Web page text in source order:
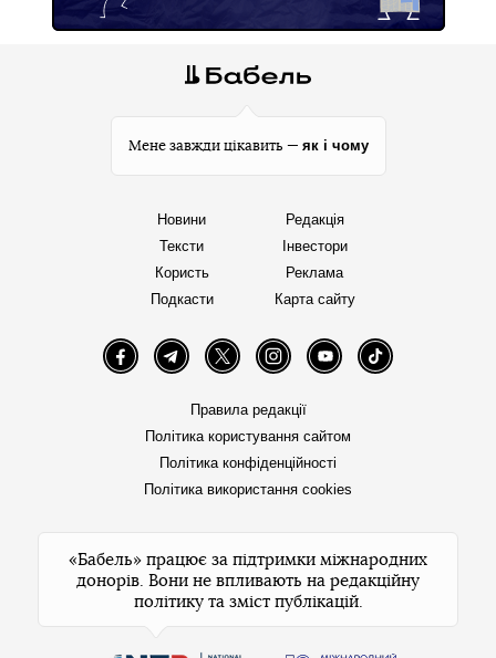
Мене завжди цікавить — як і чому
Новини
Тексти
Користь
Подкасти
Редакція
Інвестори
Реклама
Карта сайту
FacebookTelegramTwitter InstagramYouTube TikTok
Правила редакції
Політика користування сайтом
Політика конфіденційності
Політика використання cookies
«Бабель» працює за підтримки міжнародних
донорів. Вони не впливають на редакційну
політику та зміст публікацій.